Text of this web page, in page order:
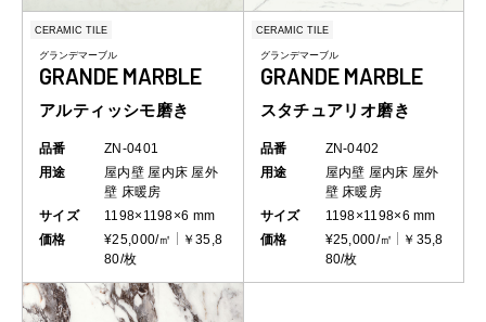
CERAMIC TILE
グランデマーブル
GRANDE MARBLE
アルティッシモ磨き
品番
ZN-0401
用途
屋内壁 屋内床 屋外
壁 床暖房
サイズ
1198×1198×6 mm
価格
¥25,000/㎡
￥35,8
80/枚
CERAMIC TILE
グランデマーブル
GRANDE MARBLE
スタチュアリオ磨き
品番
ZN-0402
用途
屋内壁 屋内床 屋外
壁 床暖房
サイズ
1198×1198×6 mm
価格
¥25,000/㎡
￥35,8
80/枚